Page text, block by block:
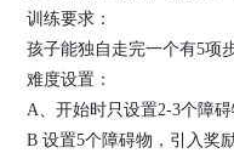
训练要求：
孩子能独自走完一个有5项
难度设置：
A、开始时只设置2-3个障
B 设置5个障碍物，引入奖励